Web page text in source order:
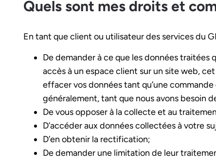
Quels sont mes droits et
En tant que client ou utilisateur des services du
De demander à ce que les données traitées
accès à un espace client sur un site web,
effacer vos données tant qu’une
généralement, tant que nous avons besoin
De vous opposer à la collecte et au
D’accéder aux données collectées à votre
D’en obtenir la rectification;
De demander une limitation de leur